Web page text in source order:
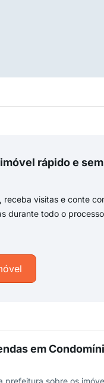
rápido e sem
receba visitas e conte
durante todo o
em
prefeitura sobre os